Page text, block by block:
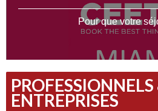
Pour que votre
PROFESSIONNELS
ENTREPRISES